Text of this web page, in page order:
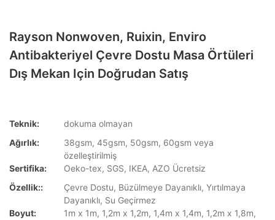
Rayson Nonwoven, Ruixin, Enviro
Antibakteriyel Çevre Dostu Masa Örtüleri
Dış Mekan Için Doğrudan Satış
Teknik:
dokuma olmayan
Ağırlık:
38gsm, 45gsm, 50gsm, 60gsm veya
özelleştirilmiş
Sertifika:
Oeko-tex, SGS, IKEA, AZO Ücretsiz
Özellik::
Çevre Dostu, Büzülmeye Dayanıklı, Yırtılmaya
Dayanıklı, Su Geçirmez
Boyut:
1m x 1m, 1,2m x 1,2m, 1,4m x 1,4m, 1,2m x 1,8m,